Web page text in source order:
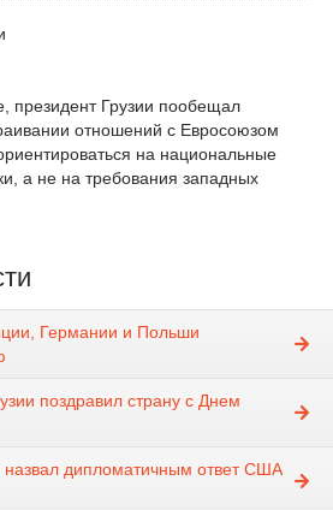
президент Грузии пообещал
отношений с Евросоюзом
на национальные
а не на требования западных
Германии и Польши
поздравил страну с Днем
дипломатичным ответ США